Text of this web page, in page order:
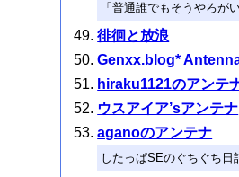
「普通誰でもそうやろがい
徘徊と放浪
Genxx.blog*
hiraku1121のアンテ
ウスアイア’sアンテナ
aganoのアンテナ
したっぱSEのぐちぐち日